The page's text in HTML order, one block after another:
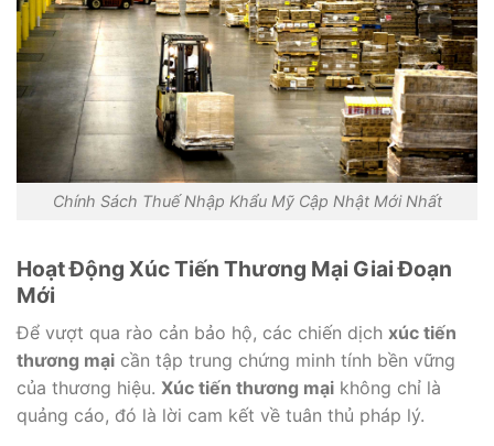
Chính Sách Thuế Nhập Khẩu Mỹ Cập Nhật Mới Nhất
Hoạt Động Xúc Tiến Thương Mại Giai Đoạn
Mới
Để vượt qua rào cản bảo hộ, các chiến dịch xúc tiến
thương mại cần tập trung chứng minh tính bền vững
của thương hiệu. Xúc tiến thương mại không chỉ là
quảng cáo, đó là lời cam kết về tuân thủ pháp lý.